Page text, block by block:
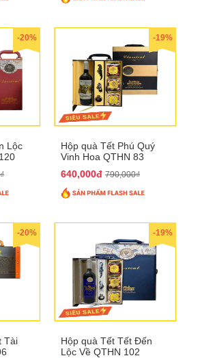
-20%
Lộc
-19%
Hộp quà Tết Phú Quý
Vinh Hoa QTHN 83
640,000đ 790,000₫
-20%
Tài
-19%
Hộp quà Tết Tết Đến
Lộc Về QTHN 102